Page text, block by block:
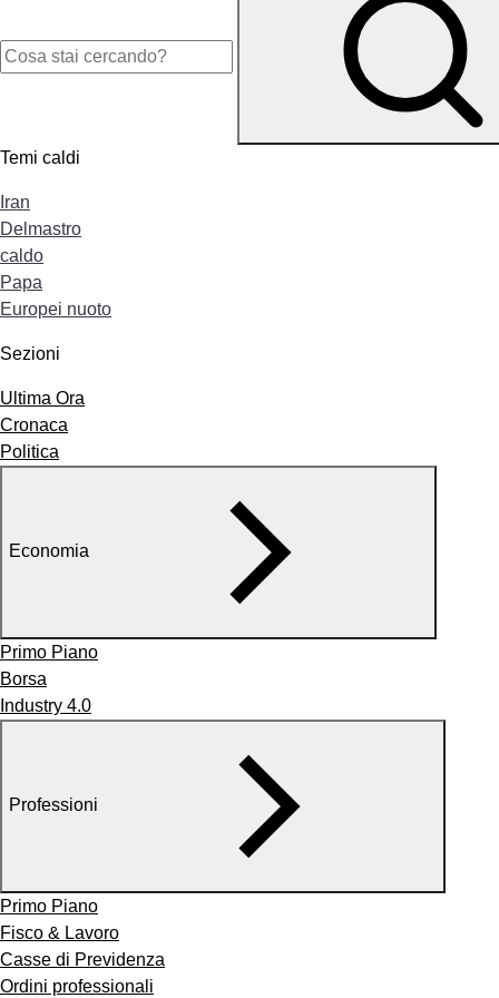
Temi caldi
Iran
Delmastro
caldo
Papa
Europei nuoto
Sezioni
Ultima Ora
Cronaca
Politica
Economia
Primo Piano
Borsa
Industry 4.0
Professioni
Primo Piano
Fisco & Lavoro
Casse di Previdenza
Ordini professionali